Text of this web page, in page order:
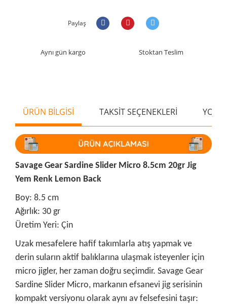
Paylaş
Aynı gün kargo Stoktan Teslim
ÜRÜN BİLGİSİ TAKSİT SEÇENEKLERİ
Savage Gear Sardine Slider Micro 8.5cm 20gr Jig
Yem Renk Lemon Back
Boy: 8.5 cm
Ağırlık: 30 gr
Üretim Yeri: Çin
Uzak mesafelere hafif takımlarla atış yapmak ve
derin suların aktif balıklarına ulaşmak isteyenler için
micro jigler, her zaman doğru seçimdir. Savage Gear
Sardine Slider Micro, markanın efsanevi jig serisinin
kompakt versiyonu olarak aynı av felsefesini taşır: